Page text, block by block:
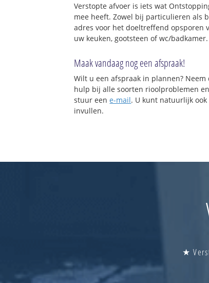
Verstopte afvoer is iets wat
mee heeft. Zowel bij particulieren als
adres voor het doeltreffend opsporen
uw keuken, gootsteen of wc/badkamer.
Maak vandaag nog een afspraak!
Wilt u een afspraak in plannen?
hulp bij alle soorten rioolproblemen
stuur eene-mail. U kunt natuurlijk
invullen.
★